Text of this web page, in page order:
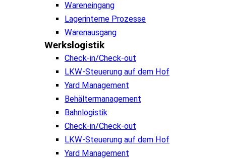
Wareneingang
Lagerinterne Prozesse
Warenausgang
Werkslogistik
Check-in/Check-out
LKW-Steuerung auf dem Hof
Yard Management
Behältermanagement
Bahnlogistik
Check-in/Check-out
LKW-Steuerung auf dem Hof
Yard Management